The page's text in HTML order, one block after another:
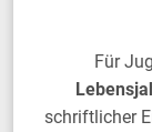
Für
schriftlicher